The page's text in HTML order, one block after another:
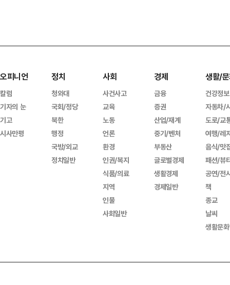
오피니언
칼럼
기자의 눈
기고
시사만평
정치
청와대
국회/정당
북한
행정
국방/외교
정치일반
사회
사건사고
교육
노동
언론
환경
인권/복지
식품/의료
지역
인물
사회일반
경제
금융
증권
산업/재계
중기/벤처
부동산
글로벌경제
생활경제
경제일반
생활/
건강정보
자동차/
도로/교
여행/레
음식/맛
패션/뷰
공연/전
책
종교
날씨
생활문